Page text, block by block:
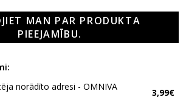
MAN PAR PRODUKTA
PIEEJAMĪBU.
norādīto adresi - OMNIVA
3,99€